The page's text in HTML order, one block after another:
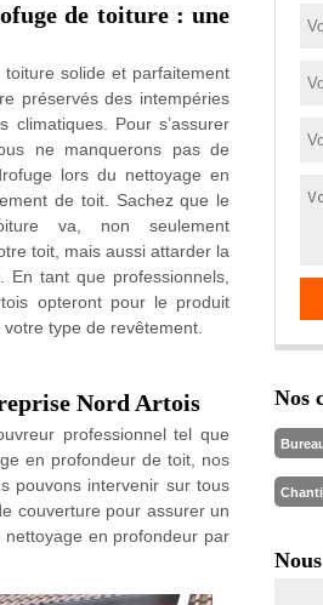
de toiture : une
solide et parfaitement
préservés des intempéries
climatiques. Pour s’assurer
ne manquerons pas de
lors du nettoyage en
de toit. Sachez que le
va, non seulement
toit, mais aussi attarder la
En tant que professionnels,
opteront pour le produit
type de revêtement.
Nord Artois
professionnel tel que
en profondeur de toit, nos
pouvons intervenir sur tous
couverture pour assurer un
en profondeur par
Nos